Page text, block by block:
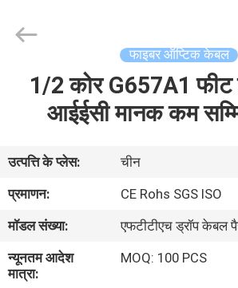
हमारे
बारे
optics.com.
फाइबर ऑप्टिक केबल
1/2 कोर G657A1
आईईसी मानक कम
उत्पत्ति के प्लेस:
चीन
प्रमाणन:
CE Rohs SGS ISO
मॉडल संख्या:
एफटीटीएच ड्रॉप केबल
न्यूनतम आदेश
मात्रा:
MOQ: 100 PCS